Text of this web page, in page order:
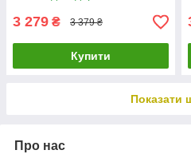
3 279 ₴ 3 379 ₴
Купити
Показати
Про нас